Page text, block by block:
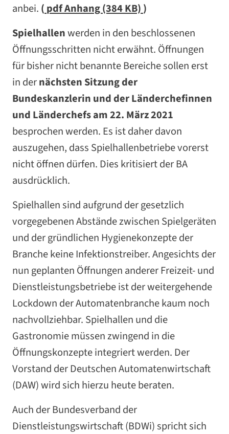
anbei. ( pdfAnhang (384 KB) )
Spielhallenwerden in den beschlossenen
Öffnungsschritten nicht erwähnt. Öffnungen
für bisher nicht benannte Bereiche sollen erst
in dernächsten Sitzung der
Bundeskanzlerin und der Länderchefinnen
und Länderchefs am 22. März 2021
besprochen werden. Es ist daher davon
auszugehen, dass Spielhallenbetriebe vorerst
nicht öffnen dürfen. Dies kritisiert der BA
ausdrücklich.
Spielhallen sind aufgrund der gesetzlich
vorgegebenen Abstände zwischen Spielgeräten
und der gründlichen Hygienekonzepte der
Branche keine Infektionstreiber. Angesichts der
nun geplanten Öffnungen anderer Freizeit- und
Dienstleistungsbetriebe ist der weitergehende
Lockdown der Automatenbranche kaum noch
nachvollziehbar. Spielhallen und die
Gastronomie müssen zwingend in die
Öffnungskonzepte integriert werden. Der
Vorstand der Deutschen Automatenwirtschaft
(DAW) wird sich hierzu heute beraten.
Auch der Bundesverband der
Dienstleistungswirtschaft (BDWi) spricht sich